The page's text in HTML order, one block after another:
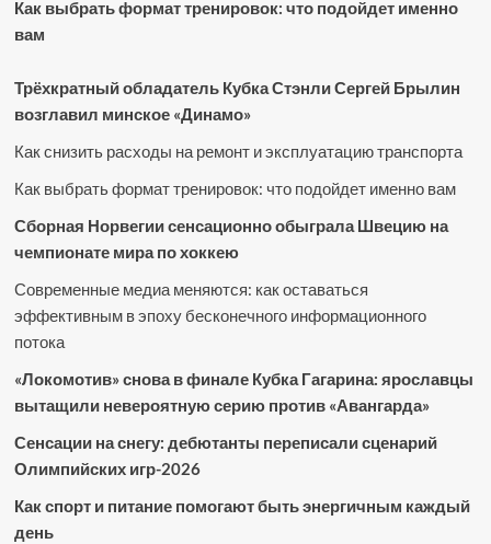
Как выбрать формат тренировок: что подойдет именно
вам
Трёхкратный обладатель Кубка Стэнли Сергей Брылин
возглавил минское «Динамо»
Как снизить расходы на ремонт и эксплуатацию транспорта
Как выбрать формат тренировок: что подойдет именно вам
Сборная Норвегии сенсационно обыграла Швецию на
чемпионате мира по хоккею
Современные медиа меняются: как оставаться
эффективным в эпоху бесконечного информационного
потока
«Локомотив» снова в финале Кубка Гагарина: ярославцы
вытащили невероятную серию против «Авангарда»
Сенсации на снегу: дебютанты переписали сценарий
Олимпийских игр-2026
Как спорт и питание помогают быть энергичным каждый
день